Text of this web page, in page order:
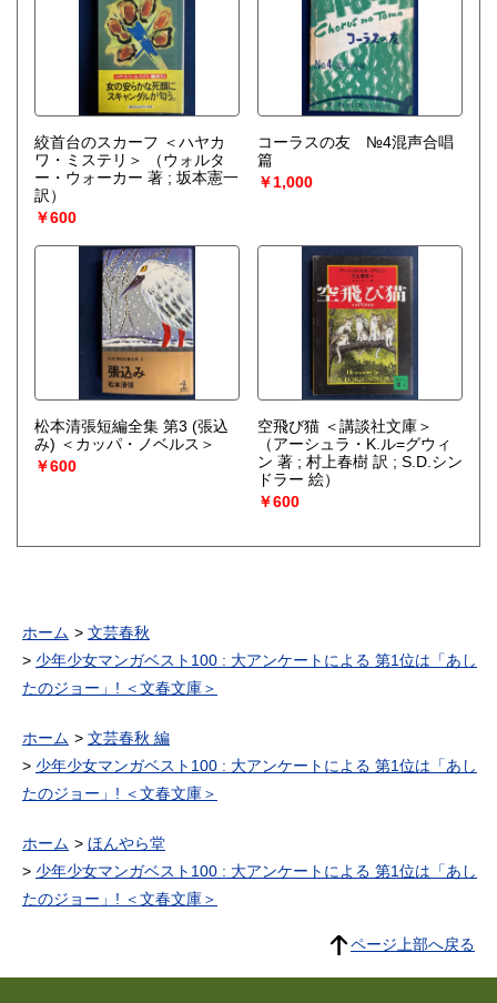
絞首台のスカーフ ＜ハヤカ
ワ・ミステリ＞
（ウォルタ
ー・ウォーカー 著 ; 坂本憲一
訳）
￥600
コーラスの友 №4混声合唱
篇
￥1,000
松本清張短編全集 第3 (張込
み) ＜カッパ・ノベルス＞
￥600
空飛び猫 ＜講談社文庫＞
（アーシュラ・K.ル=グウィ
ン 著 ; 村上春樹 訳 ; S.D.シン
ドラー 絵）
￥600
ホーム
文芸春秋
少年少女マンガベスト100 : 大アンケートによる 第1位は「あし
たのジョー」! ＜文春文庫＞
ホーム
文芸春秋 編
少年少女マンガベスト100 : 大アンケートによる 第1位は「あし
たのジョー」! ＜文春文庫＞
ホーム
ほんやら堂
少年少女マンガベスト100 : 大アンケートによる 第1位は「あし
たのジョー」! ＜文春文庫＞
ページ上部へ戻る